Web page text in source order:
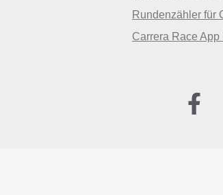
Rundenzähler für
Carrera Race App